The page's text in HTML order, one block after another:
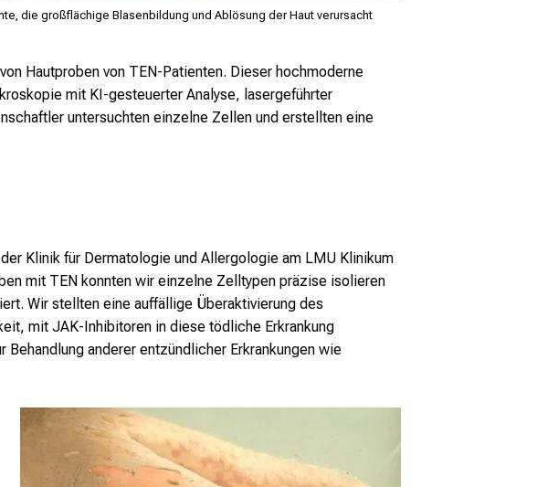
die großflächige Blasenbildung und Ablösung der Haut verursacht
Hautproben von TEN-Patienten. Dieser hochmoderne
mit KI-gesteuerter Analyse, lasergeführter
untersuchten einzelne Zellen und erstellten eine
Klinik für Dermatologie und Allergologie am LMU Klinikum
mit TEN konnten wir einzelne Zelltypen präzise isolieren
Wir stellten eine auffällige Überaktivierung des
mit JAK-Inhibitoren in diese tödliche Erkrankung
anderer entzündlicher Erkrankungen wie